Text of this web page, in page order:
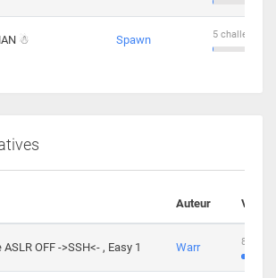
☃ Spawn 5 challengers
Auteur
OFF ->SSH<- , Easy 1 Warr 801